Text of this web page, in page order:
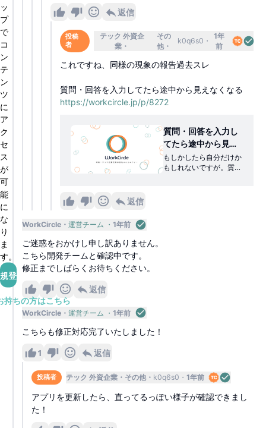
ッ
プ
で
コ
ン
テ
ン
ツ
に
ア
ク
セ
ス
が
可
能
に
な
り
ま
す。
登録
持ちの方はこちら
返信
投稿
者
テック 外資企
業
その
他
k0q6s0
1年
前
これですね、同様の現象の報告過去スレ
質問・回答を入力してたら途中から見えなくなる
https://workcircle.jp/p/8272
質問・回答を入力し
てたら途中から見え
なくなる |
WorkCircle（ワーク
もしかしたら自分だけか
もしれないですが。質
返信
WorkCircle 運営チーム 1年前
ご迷惑をおかけし申し訳ありません。
こちら開発チームと確認中です。
修正までしばらくお待ちください。
返信
WorkCircle 運営チーム 1年前
こちらも修正対応完了いたしました！
1 返信
投稿者 テック 外資企業 その他 k0q6s0 1年前
アプリを更新したら、直ってるっぽい様子が確認できまし
た！